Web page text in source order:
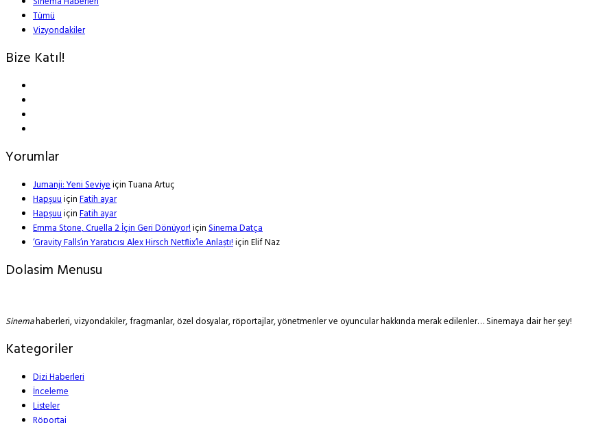
Tümü
Vizyondakiler
Bize Katıl!
Yorumlar
Jumanji: Yeni SeviyeiçinTuana Artuç
HapşuuiçinFatih ayar
HapşuuiçinFatih ayar
Emma Stone, Cruella 2 İçin Geri Dönüyor!içinSinema Datça
‘Gravity Falls’ın Yaratıcısı Alex Hirsch Netflix’le Anlaştı!içinElif Naz
Dolasim Menusu
Sinemahaberleri, vizyondakiler, fragmanlar, özel dosyalar, röportajlar, yönetmenler ve oyuncular hakkında merak edilenler… Sinemaya dair her şey!
Kategoriler
Dizi Haberleri
İnceleme
Listeler